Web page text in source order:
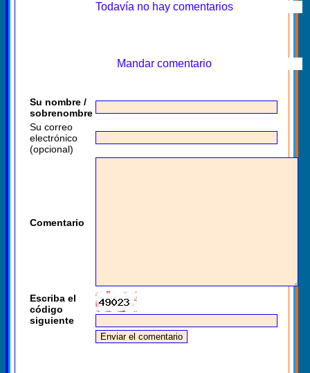
Todavía no hay comentarios
Mandar comentario
Su nombre /
sobrenombre
Su correo
electrónico
(opcional)
Comentario
Escriba el
código
siguiente